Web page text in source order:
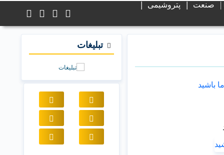
صنعت پتروشیمی
تبلیغات